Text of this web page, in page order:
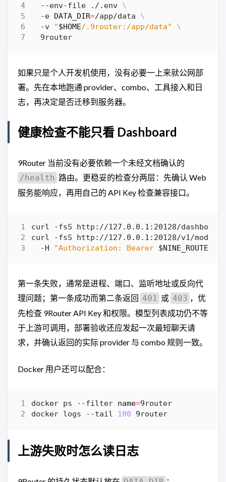
  --env-file ./.env
  -e
DATA_DIR=/app/data
  -v
"$HOME/.9router:/app/data"
如果只是个人开发机使用，没有必要一上来就公网部
署。先在本地跑通 provider、combo、工具接入和日
志，再决定是否迁移到服务器。
健康检查不能只看 Dashboard
9Router 当前没有必要依赖一个未经文档确认的
/health 路由。更稳妥的检查分两层：先确认 Web
服务能响应，再用自己的 API Key 检查兼容接口。
curl -fsS http://127.0.0.1:20128/v1/
  -H
"Authorization: Bearer
第一条失败，通常是进程、端口、监听地址或反向代
理问题；第一条成功而第二条返回 401 或 403 ，优
先检查 9Router API Key 和权限。模型列表成功仍不等
于上游可调用，部署验收还应发起一次最短聊天请
求，并确认返回的实际 provider 与 combo 规则一致。
Docker 用户还可以配合：
docker ps --filter name=
docker logs --tail 100
上游失败时怎么读日志